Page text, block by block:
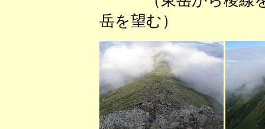
岳を望む） （